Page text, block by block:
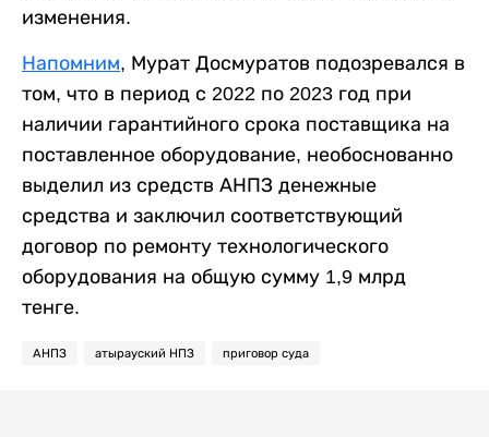
изменения.
Напомним, Мурат Досмуратов подозревался в
том, что в период с 2022 по 2023 год при
наличии гарантийного срока поставщика на
поставленное оборудование, необоснованно
выделил из средств АНПЗ денежные
средства и заключил соответствующий
договор по ремонту технологического
оборудования на общую сумму 1,9 млрд
тенге.
АНПЗ атырауский НПЗ приговор суда